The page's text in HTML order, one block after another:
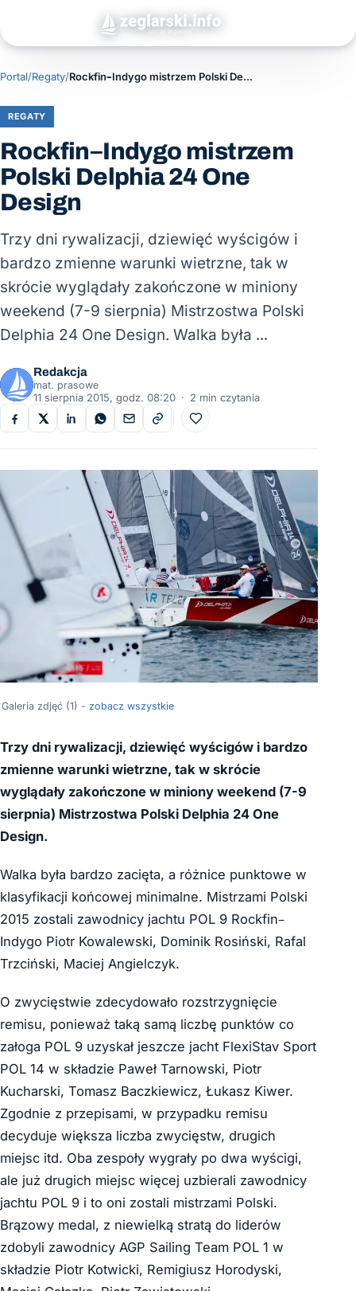
Portal/Regaty/ Rockfin–Indygo mistrzem Polski Delphia 24 One Design
REGATY
Rockfin–Indygo mistrzem
Polski Delphia 24 One
Design
Trzy dni rywalizacji, dziewięć wyścigów i
bardzo zmienne warunki wietrzne, tak w
skrócie wyglądały zakończone w miniony
weekend (7-9 sierpnia) Mistrzostwa Polski
Delphia 24 One Design. Walka była …
Redakcja
mat. prasowe
11 sierpnia 2015, godz. 08:20 · 2 min czytania
Do ulubionych
Galeria zdjęć (1) - zobacz wszystkie
Trzy dni rywalizacji, dziewięć wyścigów i bardzo
zmienne warunki wietrzne, tak w skrócie
wyglądały zakończone w miniony weekend (7-9
sierpnia) Mistrzostwa Polski Delphia 24 One
Design.
Walka była bardzo zacięta, a różnice punktowe w
klasyfikacji końcowej minimalne. Mistrzami Polski
2015 zostali zawodnicy jachtu POL 9 Rockfin–
Indygo Piotr Kowalewski, Dominik Rosiński, Rafal
Trzciński, Maciej Angielczyk.
O zwycięstwie zdecydowało rozstrzygnięcie
remisu, ponieważ taką samą liczbę punktów co
załoga POL 9 uzyskał jeszcze jacht FlexiStav Sport
POL 14 w składzie Paweł Tarnowski, Piotr
Kucharski, Tomasz Baczkiewicz, Łukasz Kiwer.
Zgodnie z przepisami, w przypadku remisu
decyduje większa liczba zwycięstw, drugich
miejsc itd. Oba zespoły wygrały po dwa wyścigi,
ale już drugich miejsc więcej uzbierali zawodnicy
jachtu POL 9 i to oni zostali mistrzami Polski.
Brązowy medal, z niewielką stratą do liderów
zdobyli zawodnicy AGP Sailing Team POL 1 w
składzie Piotr Kotwicki, Remigiusz Horodyski,